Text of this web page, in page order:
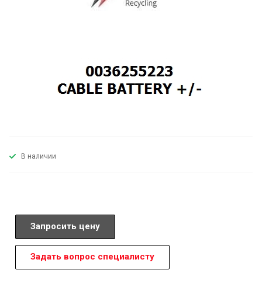
В наличии
Запросить цену
Задать вопрос специалисту